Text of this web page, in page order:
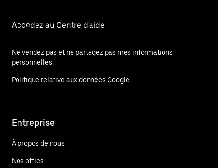
Accédez au Centre d'aide
Ne vendez pas et ne partagez pas mes informations
personnelles.
Politique relative aux données Google
Entreprise
À propos de nous
Nos offres